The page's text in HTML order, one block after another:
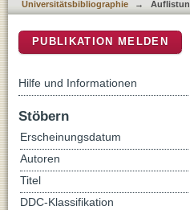
Universitätsbibliographie →
PUBLIKATION MELDEN
Hilfe und Informationen
Stöbern
Erscheinungsdatum
Autoren
Titel
DDC-Klassifikation